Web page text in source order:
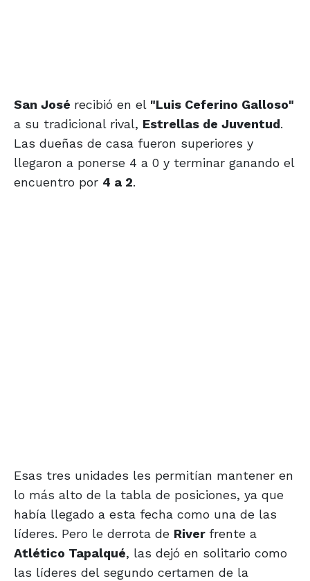
San José recibió en el "Luis Ceferino Galloso"
a su tradicional rival, Estrellas de Juventud.
Las dueñas de casa fueron superiores y
llegaron a ponerse 4 a 0 y terminar ganando el
encuentro por 4 a 2.
Esas tres unidades les permitían mantener en
lo más alto de la tabla de posiciones, ya que
había llegado a esta fecha como una de las
líderes. Pero le derrota de River frente a
Atlético Tapalqué, las dejó en solitario como
las líderes del segundo certamen de la